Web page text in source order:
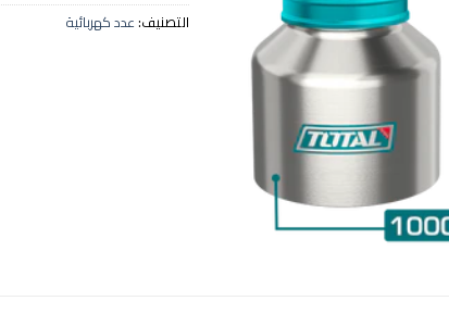
التصنيف:عدد كهربائية